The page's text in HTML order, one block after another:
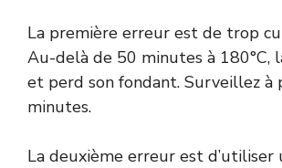
La première erreur est de trop
Au-delà de 50 minutes à 180°C,
et perd son fondant. Surveillez à
minutes.
La deuxième erreur est d’utiliser